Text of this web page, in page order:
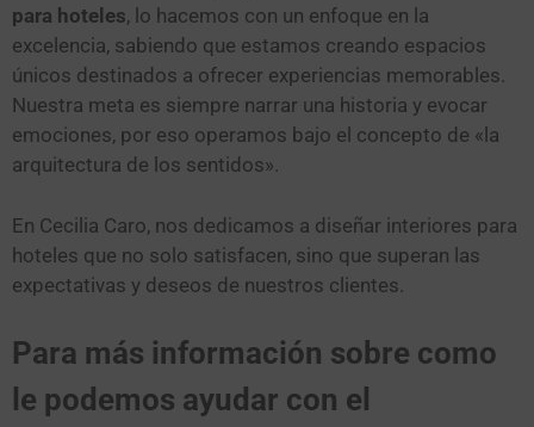
para hoteles, lo hacemos con un enfoque en la
excelencia, sabiendo que estamos creando espacios
únicos destinados a ofrecer experiencias memorables.
Nuestra meta es siempre narrar una historia y evocar
emociones, por eso operamos bajo el concepto de «la
arquitectura de los sentidos».
En Cecilia Caro, nos dedicamos a diseñar interiores para
hoteles que no solo satisfacen, sino que superan las
expectativas y deseos de nuestros clientes.
Para más información sobre como
le podemos ayudar con el